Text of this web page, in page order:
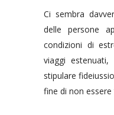
Ci sembra
delle persone
condizioni di
viaggi
stipulare
fine di non